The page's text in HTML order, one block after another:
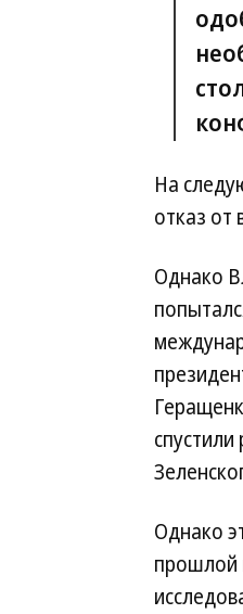
На
отказ от
Однако
Однако
прошлой